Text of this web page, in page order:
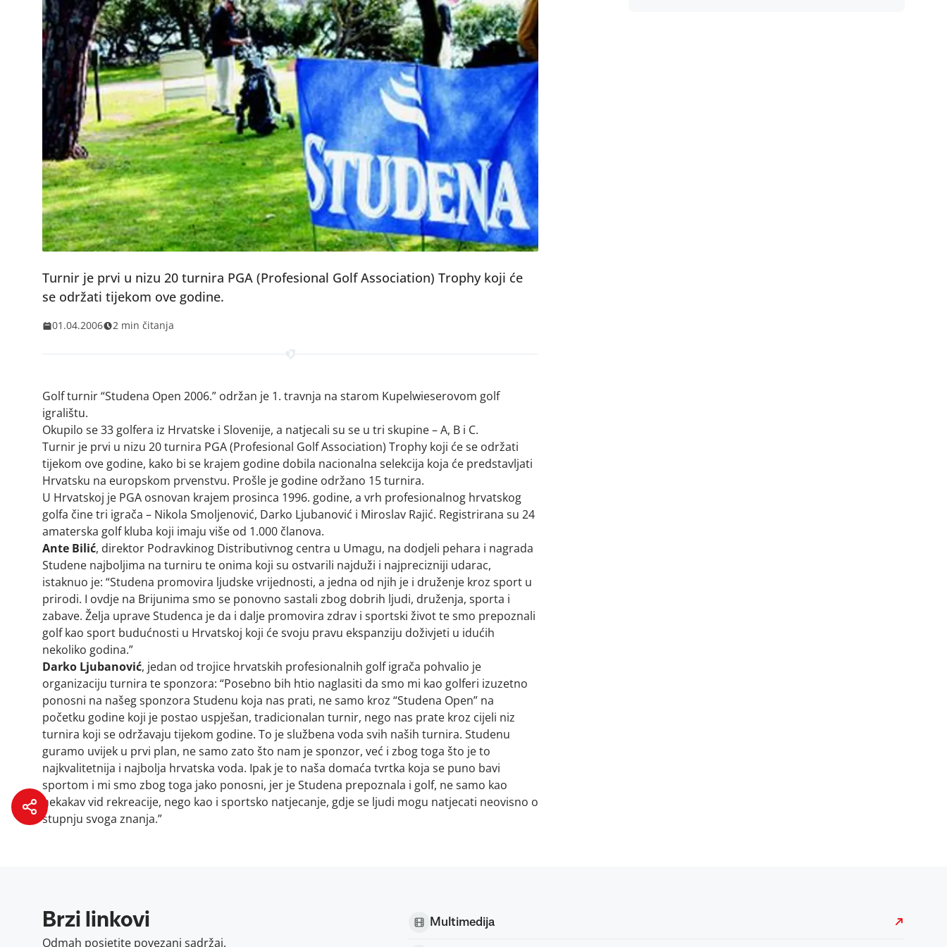
Turnir je prvi u nizu 20 turnira PGA (Profesional Golf Association) Trophy koji će
se održati tijekom ove godine.
01.04.2006 2 min čitanja
Golf turnir “Studena Open 2006.” održan je 1. travnja na starom Kupelwieserovom golf
igralištu.
Okupilo se 33 golfera iz Hrvatske i Slovenije, a natjecali su se u tri skupine – A, B i C.
Turnir je prvi u nizu 20 turnira PGA (Profesional Golf Association) Trophy koji će se održati
tijekom ove godine, kako bi se krajem godine dobila nacionalna selekcija koja će predstavljati
Hrvatsku na europskom prvenstvu. Prošle je godine održano 15 turnira.
U Hrvatskoj je PGA osnovan krajem prosinca 1996. godine, a vrh profesionalnog hrvatskog
golfa čine tri igrača – Nikola Smoljenović, Darko Ljubanović i Miroslav Rajić. Registrirana su 24
amaterska golf kluba koji imaju više od 1.000 članova.
Ante Bilić, direktor Podravkinog Distributivnog centra u Umagu, na dodjeli pehara i nagrada
Studene najboljima na turniru te onima koji su ostvarili najduži i najprecizniji udarac,
istaknuo je: “Studena promovira ljudske vrijednosti, a jedna od njih je i druženje kroz sport u
prirodi. I ovdje na Brijunima smo se ponovno sastali zbog dobrih ljudi, druženja, sporta i
zabave. Želja uprave Studenca je da i dalje promovira zdrav i sportski život te smo prepoznali
golf kao sport budućnosti u Hrvatskoj koji će svoju pravu ekspanziju doživjeti u idućih
nekoliko godina.”
Darko Ljubanović, jedan od trojice hrvatskih profesionalnih golf igrača pohvalio je
organizaciju turnira te sponzora: “Posebno bih htio naglasiti da smo mi kao golferi izuzetno
ponosni na našeg sponzora Studenu koja nas prati, ne samo kroz “Studena Open” na
početku godine koji je postao uspješan, tradicionalan turnir, nego nas prate kroz cijeli niz
turnira koji se održavaju tijekom godine. To je službena voda svih naših turnira. Studenu
guramo uvijek u prvi plan, ne samo zato što nam je sponzor, već i zbog toga što je to
najkvalitetnija i najbolja hrvatska voda. Ipak je to naša domaća tvrtka koja se puno bavi
sportom i mi smo zbog toga jako ponosni, jer je Studena prepoznala i golf, ne samo kao
nekakav vid rekreacije, nego kao i sportsko natjecanje, gdje se ljudi mogu natjecati neovisno o
stupnju svoga znanja.”
Brzi linkovi
Odmah posjetite povezani sadržaj.
Multimedija